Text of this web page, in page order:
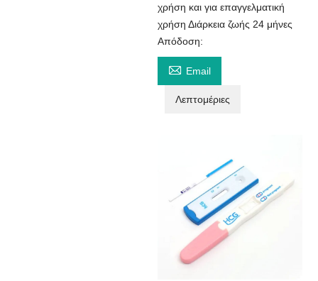
χρήση και για επαγγελματική
χρήση Διάρκεια ζωής 24 μήνες
Απόδοση:
 Email
Λεπτομέριες